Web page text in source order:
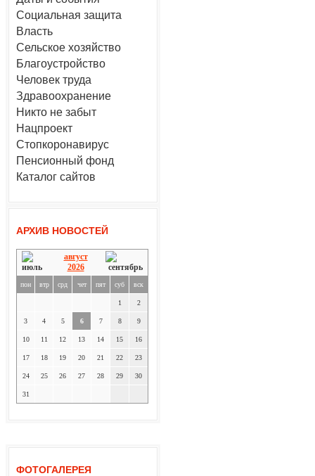
Социальная защита
Власть
Сельское хозяйство
Благоустройство
Человек труда
Здравоохранение
Никто не забыт
Нацпроект
Стопкоронавирус
Пенсионный фонд
Каталог сайтов
АРХИВ НОВОСТЕЙ
август
2026
пон втр срд чет пят суб вск
1 2
3 4 5 6 7 8 9
10 11 12 13 14 15 16
17 18 19 20 21 22 23
24 25 26 27 28 29 30
31
ФОТОГАЛЕРЕЯ